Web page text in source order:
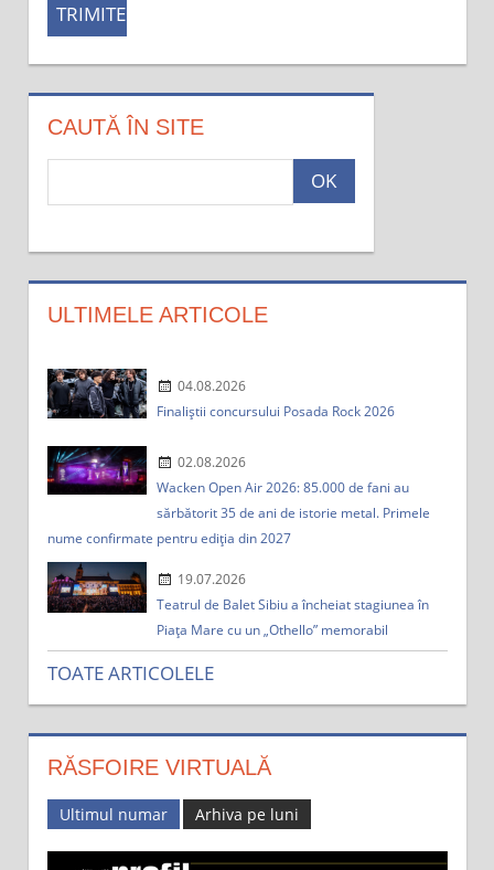
CAUTĂ ÎN SITE
t
ULTIMELE ARTICOLE
04.08.2026
Finaliștii concursului Posada Rock 2026
02.08.2026
Wacken Open Air 2026: 85.000 de fani au
sărbătorit 35 de ani de istorie metal. Primele
nume confirmate pentru ediția din 2027
19.07.2026
Teatrul de Balet Sibiu a încheiat stagiunea în
Piața Mare cu un „Othello” memorabil
TOATE ARTICOLELE
RĂSFOIRE VIRTUALĂ
Ultimul numar Arhiva pe luni